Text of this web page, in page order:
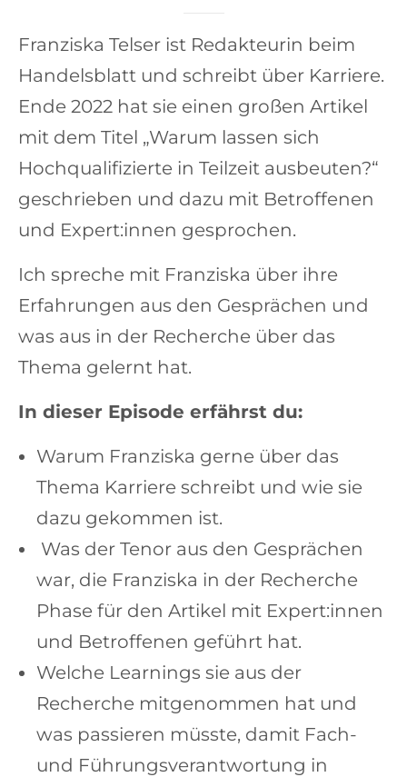
Franziska Telser ist Redakteurin beim
Handelsblatt und schreibt über Karriere.
Ende 2022 hat sie einen großen Artikel
mit dem Titel „Warum lassen sich
Hochqualifizierte in Teilzeit ausbeuten?“
geschrieben und dazu mit Betroffenen
und Expert:innen gesprochen.
Ich spreche mit Franziska über ihre
Erfahrungen aus den Gesprächen und
was aus in der Recherche über das
Thema gelernt hat.
In dieser Episode erfährst du:
Warum Franziska gerne über das
Thema Karriere schreibt und wie sie
dazu gekommen ist.
Was der Tenor aus den Gesprächen
war, die Franziska in der Recherche
Phase für den Artikel mit Expert:innen
und Betroffenen geführt hat.
Welche Learnings sie aus der
Recherche mitgenommen hat und
was passieren müsste, damit Fach-
und Führungsverantwortung in